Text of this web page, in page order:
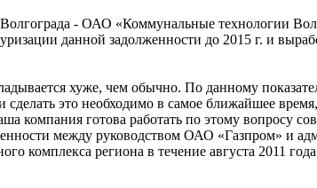
- ОАО «Коммунальные технологии
данной задолженности до 2015 г. и
хуже, чем обычно. По данному
это необходимо в самое ближайшее время,
компания готова работать по этому вопросу
между руководством ОАО «Газпром» и
комплекса региона в течение августа 2011